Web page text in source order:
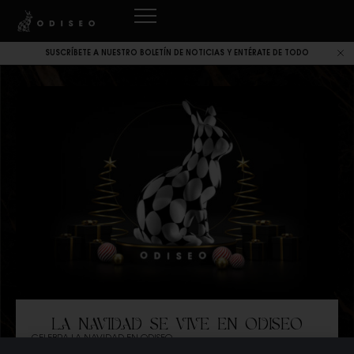
SUSCRÍBETE A NUESTRO BOLETÍN DE NOTICIAS Y ENTÉRATE DE TODO
LA NAVIDAD SE VIVE EN ODISEO
CELEBRA LA NAVIDAD EN ODISEO